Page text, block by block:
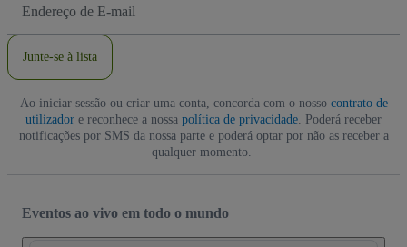
de
Junte-se à lista
Ao iniciar sessão ou criar uma conta, concorda com o nosso contrato de
utilizador e reconhece a nossa política de privacidade . Poderá receber
notificações por SMS da nossa parte e poderá optar por não as receber a
qualquer momento.
Eventos ao vivo em todo o mundo